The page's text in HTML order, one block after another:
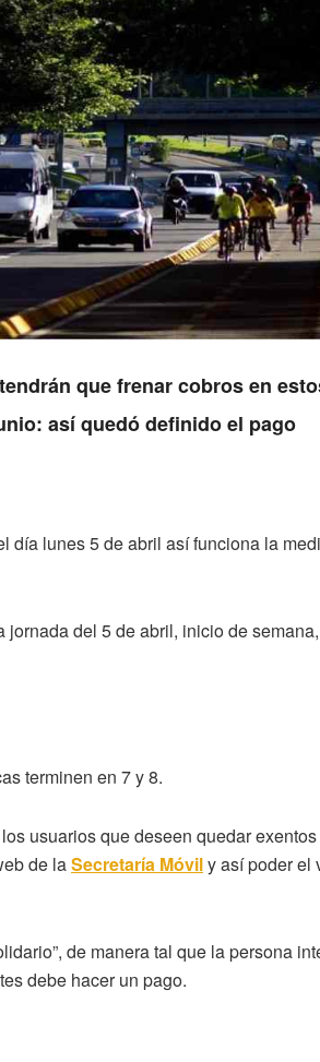
que frenar cobros en
así quedó definido el pago
día lunes 5 de abril así funciona la
del 5 de abril, inicio de
terminen en 7 y 8.
usuarios que deseen quedar
de laSecretaría Móvily así poder el
de manera tal que la persona
debe hacer un pago.